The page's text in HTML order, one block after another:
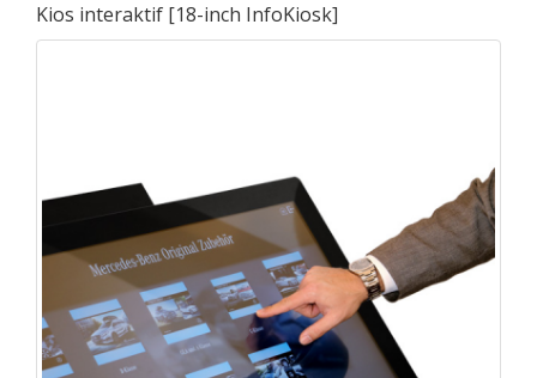
Kios interaktif [18-inch InfoKiosk]